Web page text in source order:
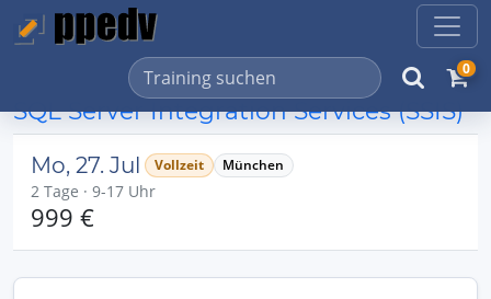
0
SQL Server Integration Services (SSIS)
Mo, 27. Jul Vollzeit München
2 Tage · 9-17 Uhr
999 €